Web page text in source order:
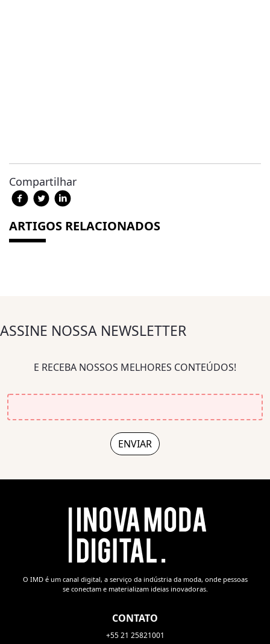
Compartilhar
ARTIGOS RELACIONADOS
ASSINE NOSSA NEWSLETTER
E RECEBA NOSSOS MELHORES CONTEÚDOS!
O IMD é um canal digital, a serviço da indústria da moda, onde pessoas
se conectam e materializam ideias inovadoras.
CONTATO
+55 21 25821001